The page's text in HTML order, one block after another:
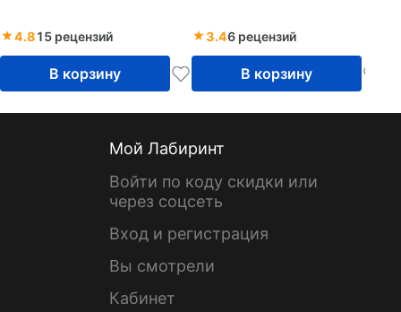
4.815 рецензий
В корзину
3.46 рецензий
В корзину
Мой Лабиринт
Войти по коду скидки или
через соцсеть
Вход и регистрация
Вы смотрели
Кабинет